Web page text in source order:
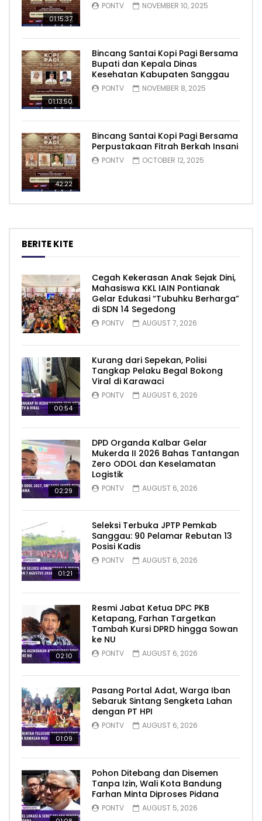
01:15:37
PONTV NOVEMBER 10, 2025
01:13:50
Bincang Santai Kopi Pagi Bersama
Bupati dan Kepala Dinas
Kesehatan Kabupaten Sanggau
PONTV NOVEMBER 8, 2025
42:22
Bincang Santai Kopi Pagi Bersama
Perpustakaan Fitrah Berkah Insani
PONTV OCTOBER 12, 2025
BERITE KITE
Cegah Kekerasan Anak Sejak Dini,
Mahasiswa KKL IAIN Pontianak
Gelar Edukasi “Tubuhku Berharga”
di SDN 14 Segedong
PONTV AUGUST 7, 2026
00:54
Kurang dari Sepekan, Polisi
Tangkap Pelaku Begal Bokong
Viral di Karawaci
PONTV AUGUST 6, 2026
02:29
DPD Organda Kalbar Gelar
Mukerda II 2026 Bahas Tantangan
Zero ODOL dan Keselamatan
Logistik
PONTV AUGUST 6, 2026
01:21
Seleksi Terbuka JPTP Pemkab
Sanggau: 90 Pelamar Rebutan 13
Posisi Kadis
PONTV AUGUST 6, 2026
02:10
Resmi Jabat Ketua DPC PKB
Ketapang, Farhan Targetkan
Tambah Kursi DPRD hingga Sowan
ke NU
PONTV AUGUST 6, 2026
01:09
Pasang Portal Adat, Warga Iban
Sebaruk Sintang Sengketa Lahan
dengan PT HPI
PONTV AUGUST 6, 2026
Pohon Ditebang dan Disemen
Tanpa Izin, Wali Kota Bandung
Farhan Minta Diproses Pidana
PONTV AUGUST 5, 2026